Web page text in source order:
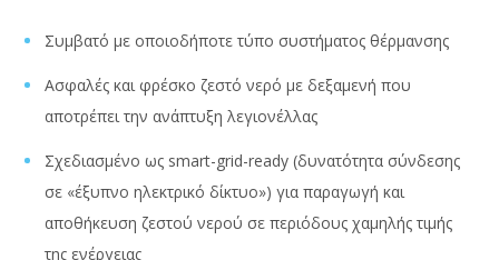
Συμβατό με οποιοδήποτε τύπο συστήματος θέρμανσης
Ασφαλές και φρέσκο ζεστό νερό με δεξαμενή που
αποτρέπει την ανάπτυξη λεγιονέλλας
Σχεδιασμένο ως smart-grid-ready (δυνατότητα σύνδεσης
σε «έξυπνο ηλεκτρικό δίκτυο») για παραγωγή και
αποθήκευση ζεστού νερού σε περιόδους χαμηλής τιμής
της ενέργειας